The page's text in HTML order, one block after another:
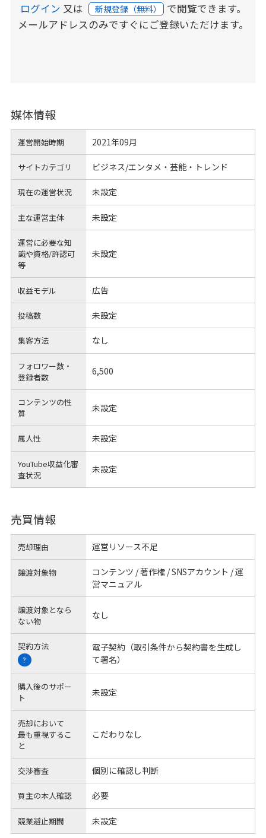
ログイン 又は 新規登録（無料） で閲覧できます。
メールアドレスのみですぐにご登録いただけます。
媒体情報
運営開始時期 2021年09月
サイトカテゴリ ビジネス/エンタメ・芸能・トレンド
現在の運営状況 未設定
主な運営主体 未設定
運営に必要な知
識や資格/許認可
等
未設定
収益モデル 広告
投稿数 未設定
集客方法 なし
フォロワー数・
登録者数
6,500
コンテンツの性
質
未設定
属人性 未設定
YouTube収益化審
査状況
未設定
売買情報
売却理由 運営リソース不足
譲渡対象物
コンテンツ / 著作権 / SNSアカウント / 運
営マニュアル
譲渡対象となら
ない物
なし
契約方法
?
電子契約（取引条件から契約書を生成し
て署名）
購入後のサポー
ト
未設定
売却において
最も重視するこ
と
こだわりなし
交渉審査 個別に確認し判断
買主の本人確認 必要
競業避止期間 未設定